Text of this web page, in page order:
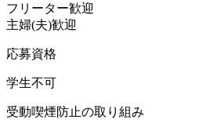
フリーター歓迎
主婦(夫)歓迎
応募資格
学生不可
受動喫煙防止の取り組み